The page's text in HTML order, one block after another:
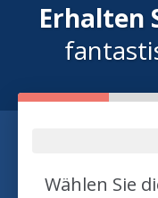
Erhalten
Wählen Sie